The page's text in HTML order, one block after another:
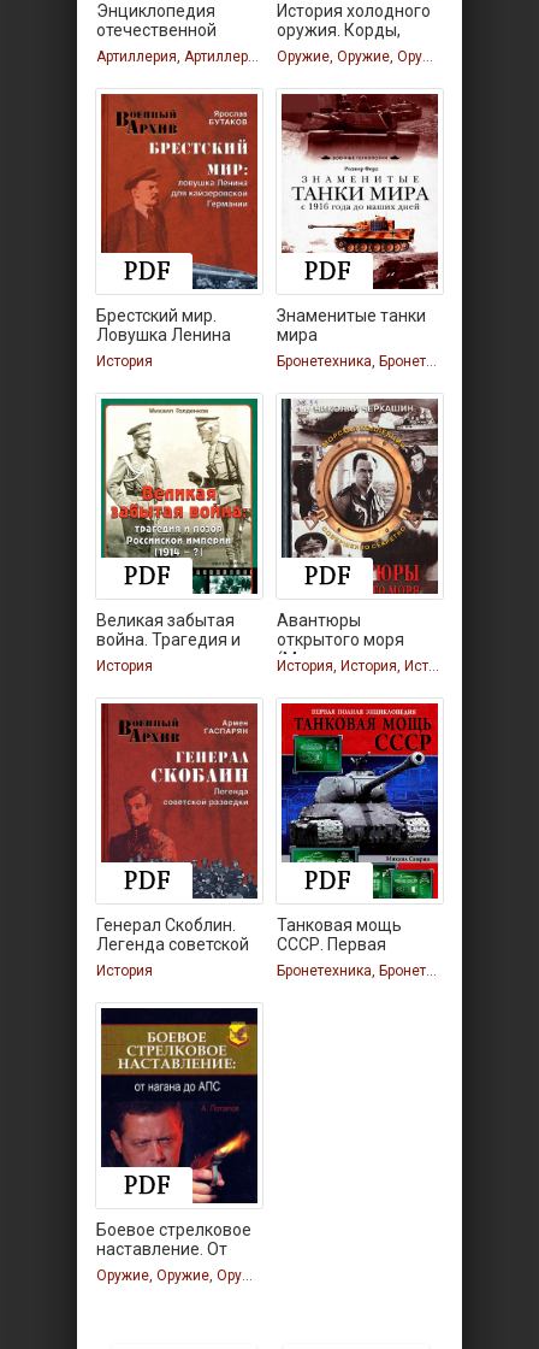
Энциклопедия
отечественной
артиллерии
Артиллерия, Артиллерия, Артиллерия, Артиллерия
История холодного
оружия. Корды,
Оружие, Оружие, Оружие, Оружие
Брестский мир.
Ловушка Ленина
для
История
Знаменитые танки
мира
Бронетехника, Бронетехника, Бронетехника
Великая забытая
война. Трагедия и
позор
История
Авантюры
открытого моря
(Морская
История, История, История
Генерал Скоблин.
Легенда советской
История
Танковая мощь
СССР. Первая
полная
Бронетехника, Бронетехника, Бронетехника
Боевое стрелковое
наставление. От
Оружие, Оружие, Оружие